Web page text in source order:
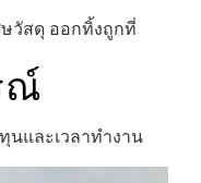
วัสดุ ออกทิ้งถูกที่
ณ์
นและเวลาทำงาน